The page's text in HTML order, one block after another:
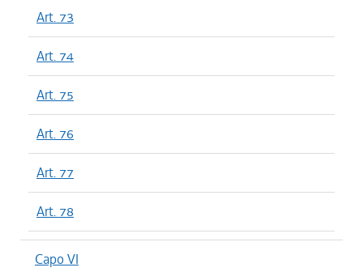
Art. 73
Art. 74
Art. 75
Art. 76
Art. 77
Art. 78
Capo VI